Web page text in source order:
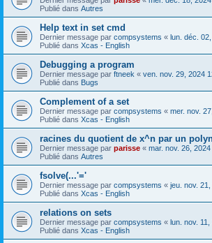
Publié dans Autres
Help text in set cmd
Dernier message par compsystems « lun. déc.
Publié dans Xcas - English
Debugging a program
Dernier message par ftneek « ven. nov. 29, 2024
Publié dans Bugs
Complement of a set
Dernier message par compsystems « mer. nov.
Publié dans Xcas - English
racines du quotient de x^n par un
Dernier message par parisse « mar. nov. 26,
Publié dans Autres
fsolve(...'='
Dernier message par compsystems « jeu. nov.
Publié dans Xcas - English
relations on sets
Dernier message par compsystems « lun. nov.
Publié dans Xcas - English